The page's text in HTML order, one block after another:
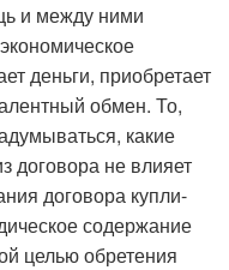
и между ними
деньги, приобретает
обмен. То,
какие
договора не влияет
договора купли-
содержание
целью обретения